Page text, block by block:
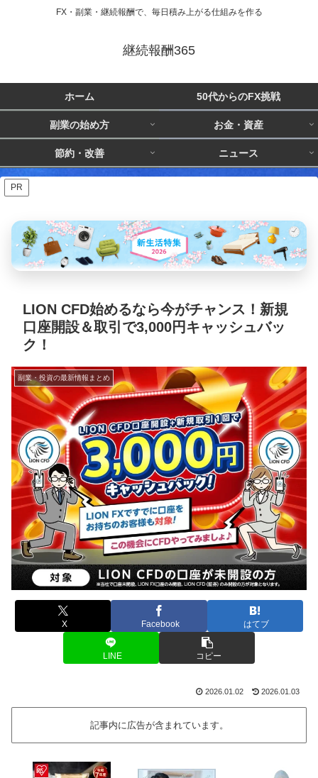
FX・副業・継続報酬で、毎日積み上がる仕組みを作る
継続報酬365
ホーム 50代からのFX挑戦
副業の始め方 お金・資産
節約・改善 ニュース
PR
LION CFD始めるなら今がチャンス！新規
口座開設＆取引で3,000円キャッシュバッ
ク！
副業・投資の最新情報まとめ
X Facebook はてブ
LINE コピー
2026.01.02 2026.01.03
記事内に広告が含まれています。